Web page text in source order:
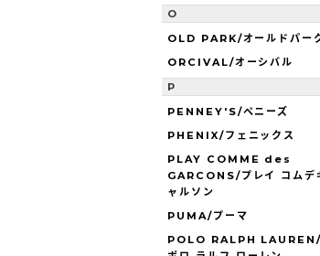
O
OLD PARK/オールドパー
ORCIVAL/オーシバル
P
PENNEY'S/ペニーズ
PHENIX/フェニックス
PLAY COMME des
GARCONS/プレイ コムデ
ャルソン
PUMA/プーマ
POLO RALPH LAUREN/